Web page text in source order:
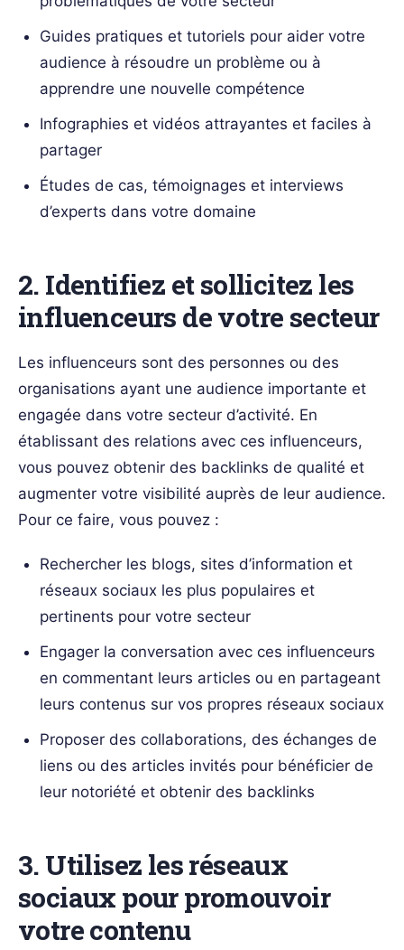
Guides pratiques et tutoriels pour aider votre
audience à résoudre un problème ou à
apprendre une nouvelle compétence
Infographies et vidéos attrayantes et faciles à
partager
Études de cas, témoignages et interviews
d’experts dans votre domaine
2. Identifiez et sollicitez les
influenceurs de votre secteur
Les influenceurs sont des personnes ou des
organisations ayant une audience importante et
engagée dans votre secteur d’activité. En
établissant des relations avec ces influenceurs,
vous pouvez obtenir des backlinks de qualité et
augmenter votre visibilité auprès de leur audience.
Pour ce faire, vous pouvez :
Rechercher les blogs, sites d’information et
réseaux sociaux les plus populaires et
pertinents pour votre secteur
Engager la conversation avec ces influenceurs
en commentant leurs articles ou en partageant
leurs contenus sur vos propres réseaux sociaux
Proposer des collaborations, des échanges de
liens ou des articles invités pour bénéficier de
leur notoriété et obtenir des backlinks
3. Utilisez les réseaux
sociaux pour promouvoir
votre contenu